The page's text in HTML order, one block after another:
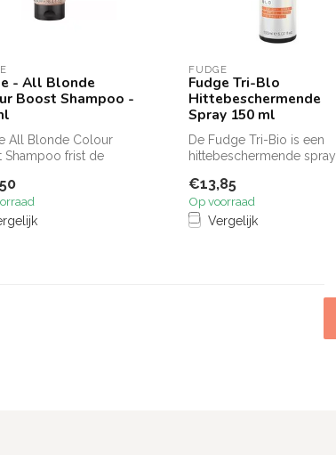
- All Blonde
Boost Shampoo -
All Blonde Colour
Shampoo frist de
FUDGE
Fudge Tri-Blo
Hittebeschermende
Spray 150 ml
De Fudge Tri-Bio is een
hittebeschermende spray
de st...
€13,85
Op voorraad
Vergelijk